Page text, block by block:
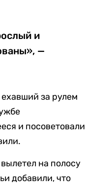
и
—
за рулем
и посоветовали
на полосу
добавили, что